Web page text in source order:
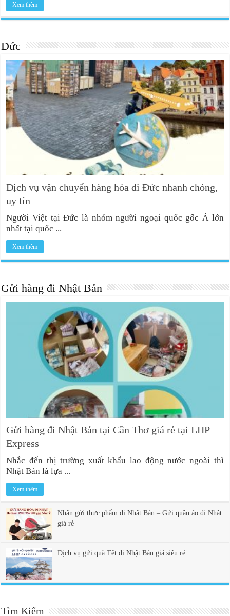
Xem thêm
Đức
Dịch vụ vận chuyển hàng hóa đi Đức nhanh chóng,
uy tín
Người Việt tại Đức là nhóm người ngoại quốc gốc Á lớn
nhất tại quốc ...
Xem thêm
Gửi hàng đi Nhật Bản
Gửi hàng đi Nhật Bản tại Cần Thơ giá rẻ tại LHP
Express
Nhắc đến thị trường xuất khẩu lao động nước ngoài thì
Nhật Bản là lựa ...
Xem thêm
Nhận gửi thực phẩm đi Nhật Bản – Gửi quần áo đi Nhật
giá rẻ
Dịch vụ gửi quà Tết đi Nhật Bản giá siêu rẻ
Tìm Kiếm